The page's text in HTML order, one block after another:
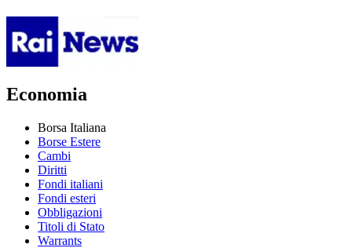
Economia
Borsa Italiana
Borse Estere
Cambi
Diritti
Fondi italiani
Fondi esteri
Obbligazioni
Titoli di Stato
Warrants